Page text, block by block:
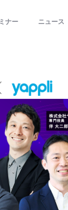
ナー ニュース